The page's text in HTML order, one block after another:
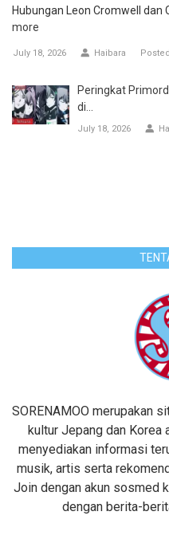
Hubungan Leon Cromwell dan
more
July 18, 2026 Haibara
Peringkat
di...
July 18, 2026
SORENAMOO merupakan
kultur Jepang dan Korea
menyediakan informasi
musik, artis serta
Join dengan akun sosmed
dengan berita-